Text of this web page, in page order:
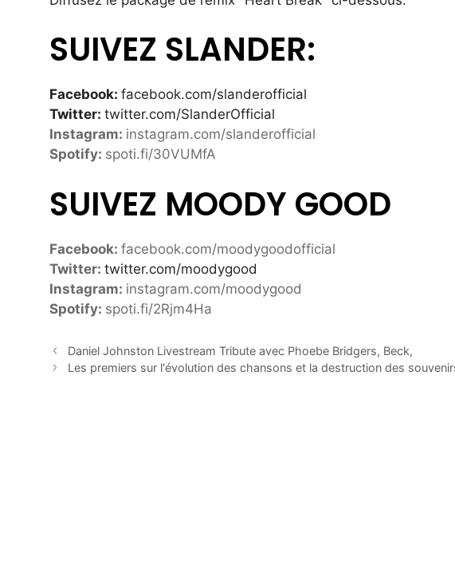
SUIVEZ SLANDER:
Facebook: facebook.com/slanderofficial
Twitter: twitter.com/SlanderOfficial
Instagram: instagram.com/slanderofficial
Spotify: spoti.fi/30VUMfA
SUIVEZ MOODY GOOD
Facebook: facebook.com/moodygoodofficial
Twitter: twitter.com/moodygood
Instagram: instagram.com/moodygood
Spotify: spoti.fi/2Rjm4Ha
Daniel Johnston Livestream Tribute avec Phoebe Bridgers, Beck,
Les premiers sur l'évolution des chansons et la destruction des